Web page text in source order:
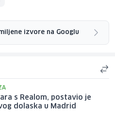
izvore na Googlu
s Realom, postavio je
dolaska u Madrid